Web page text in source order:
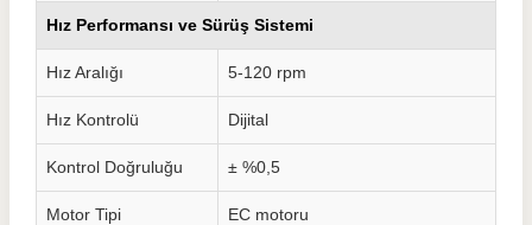
Hız Performansı ve Sürüş Sistemi
Hız Aralığı 5-120 rpm
Hız Kontrolü Dijital
Kontrol Doğruluğu ± %0,5
Motor Tipi EC motoru